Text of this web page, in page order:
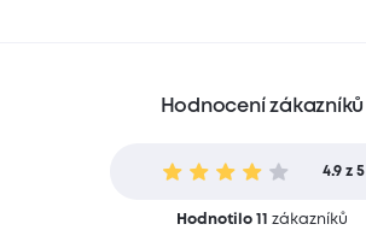
Hodnocení zákazníků
4.9 z 5
Hodnotilo 11 zákazníků